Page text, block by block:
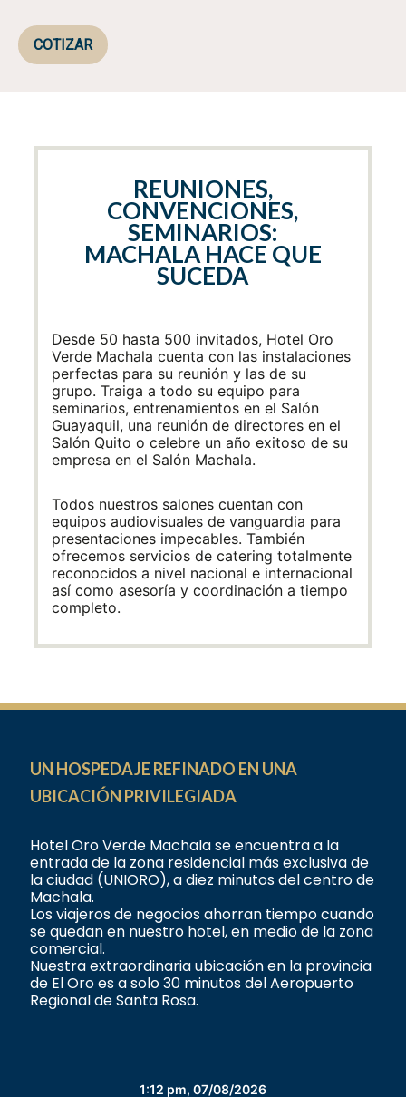
COTIZAR
REUNIONES,
CONVENCIONES,
SEMINARIOS:
MACHALA HACE QUE
SUCEDA
Desde 50 hasta 500 invitados, Hotel Oro
Verde Machala cuenta con las instalaciones
perfectas para su reunión y las de su
grupo. Traiga a todo su equipo para
seminarios, entrenamientos en el Salón
Guayaquil, una reunión de directores en el
Salón Quito o celebre un año exitoso de su
empresa en el Salón Machala.
Todos nuestros salones cuentan con
equipos audiovisuales de vanguardia para
presentaciones impecables. También
ofrecemos servicios de catering totalmente
reconocidos a nivel nacional e internacional
así como asesoría y coordinación a tiempo
completo.
UN HOSPEDAJE REFINADO EN UNA
UBICACIÓN PRIVILEGIADA
Hotel Oro Verde Machala se encuentra a la
entrada de la zona residencial más exclusiva de
la ciudad (UNIORO), a diez minutos del centro de
Machala.
Los viajeros de negocios ahorran tiempo cuando
se quedan en nuestro hotel, en medio de la zona
comercial.
Nuestra extraordinaria ubicación en la provincia
de El Oro es a solo 30 minutos del Aeropuerto
Regional de Santa Rosa.
1:12 pm, 07/08/2026